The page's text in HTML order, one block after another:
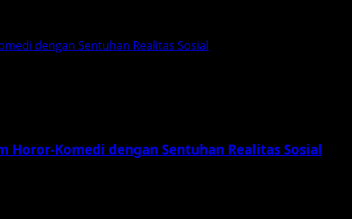
dengan Sentuhan Realitas Sosial
Horor-Komedi dengan Sentuhan Realitas Sosial